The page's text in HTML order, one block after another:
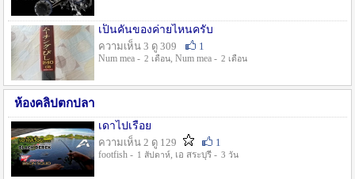
เป็นคันของค่ายไหนครับ
ความเห็น 3 ดู 309
1
Num mea - 2 เดือน, Num mea - 2 เดือน
ห้องคลิปตกปลา
เดาไปเรื่อย
ความเห็น 2 ดู 129
1
footfish - 1 สัปดาห์, เอ สระบุรี - 3 วัน